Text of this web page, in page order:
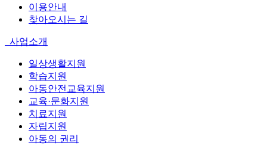
이용안내
찾아오시는 길
사업소개
일상생활지원
학습지원
아동안전교육지원
교육·문화지원
치료지원
자립지원
아동의 권리